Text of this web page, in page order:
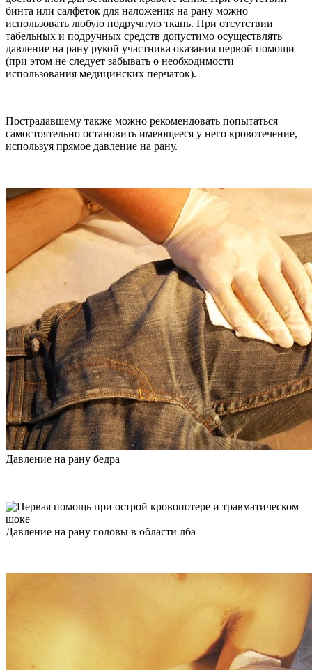
бинта или салфеток для наложения на рану можно
использовать любую подручную ткань. При отсутствии
табельных и подручных средств допустимо осуществлять
давление на рану рукой участника оказания первой помощи
(при этом не следует забывать о необходимости
использования медицинских перчаток).
Пострадавшему также можно рекомендовать попытаться
самостоятельно остановить имеющееся у него кровотечение,
используя прямое давление на рану.
Давление на рану бедра
Давление на рану головы в области лба